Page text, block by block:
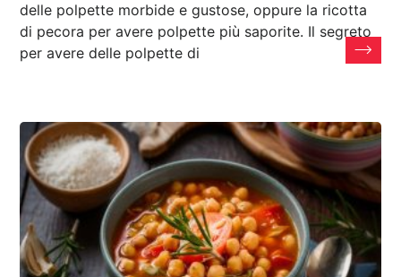
delle polpette morbide e gustose, oppure la ricotta
di pecora per avere polpette più saporite. Il segreto
per avere delle polpette di